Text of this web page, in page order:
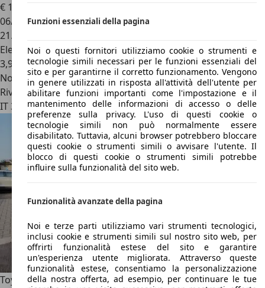
€ 18.800
06/2019
21.083 km
Elettrica/Benzina
3,9 l/100 km (comb.)
Novità
Rivenditore
IT 35143Padova - Pd
Toyota Aygo1.0 x-cool m-mt 72cv AUTOMATICA
Funzioni essenziali della pagina
Noi o questi fornitori utilizziamo cookie o strumenti e
tecnologie simili necessari per le funzioni essenziali del
sito e per garantirne il corretto funzionamento. Vengono
in genere utilizzati in risposta all'attività dell'utente per
abilitare funzioni importanti come l'impostazione e il
mantenimento delle informazioni di accesso o delle
preferenze sulla privacy. L'uso di questi cookie o
tecnologie simili non può normalmente essere
disabilitato. Tuttavia, alcuni browser potrebbero bloccare
questi cookie o strumenti simili o avvisare l'utente. Il
blocco di questi cookie o strumenti simili potrebbe
influire sulla funzionalità del sito web.
Funzionalità avanzate della pagina
Noi e terze parti utilizziamo vari strumenti tecnologici,
inclusi cookie e strumenti simili sul nostro sito web, per
offrirti funzionalità estese del sito e garantire
un'esperienza utente migliorata. Attraverso queste
funzionalità estese, consentiamo la personalizzazione
della nostra offerta, ad esempio, per continuare le tue